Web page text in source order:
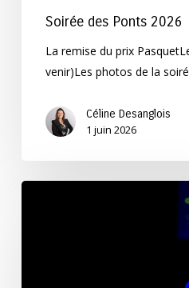
Soirée des Ponts 2026
La remise du prix
venir)Les photos de la
Céline Desanglois
1 juin 2026